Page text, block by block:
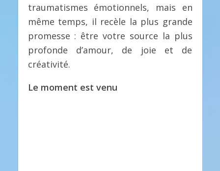
traumatismes émotionnels, mais en
même temps, il recèle la plus grande
promesse : être votre source la plus
profonde d’amour, de joie et de
créativité.
Le moment est venu